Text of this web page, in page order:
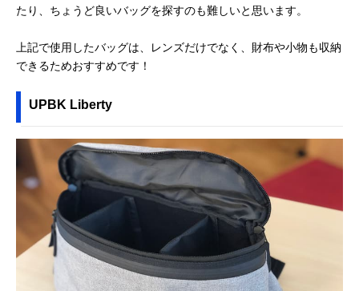
たり、ちょうど良いバッグを探すのも難しいと思います。
上記で使用したバッグは、レンズだけでなく、財布や小物も収納
できるためおすすめです！
UPBK Liberty